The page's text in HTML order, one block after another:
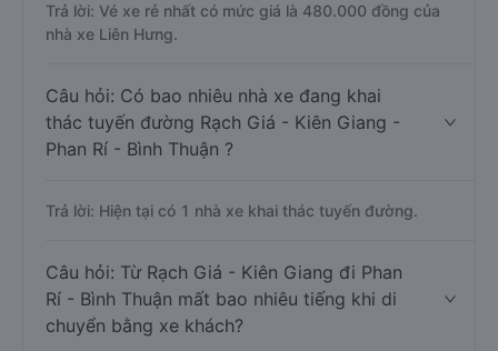
Trả lời: Vé xe rẻ nhất có mức giá là 480.000 đồng của
nhà xe Liên Hưng.
Câu hỏi: Có bao nhiêu nhà xe đang khai
thác tuyến đường Rạch Giá - Kiên Giang -
Phan Rí - Bình Thuận ?
Trả lời: Hiện tại có 1 nhà xe khai thác tuyến đường.
Câu hỏi: Từ Rạch Giá - Kiên Giang đi Phan
Rí - Bình Thuận mất bao nhiêu tiếng khi di
chuyển bằng xe khách?